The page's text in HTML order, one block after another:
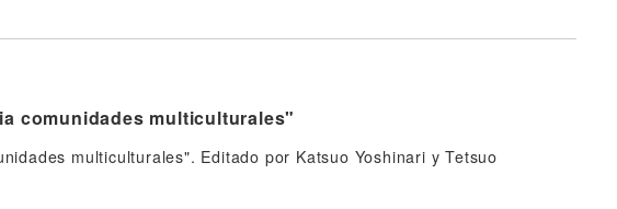
comunidades multiculturales"
multiculturales". Editado por Katsuo Yoshinari y Tetsuo